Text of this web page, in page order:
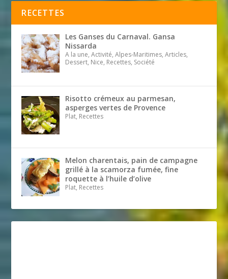
RECETTES
Les Ganses du Carnaval. Gansa
Nissarda
A la une, Activité, Alpes-Maritimes, Articles,
Dessert, Nice, Recettes, Société
Risotto crémeux au parmesan,
asperges vertes de Provence
Plat, Recettes
Melon charentais, pain de campagne
grillé à la scamorza fumée, fine
roquette à l’huile d’olive
Plat, Recettes